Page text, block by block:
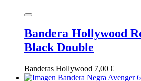
Bandera Hollywood
Black Double
Banderas Hollywood 7,00 €